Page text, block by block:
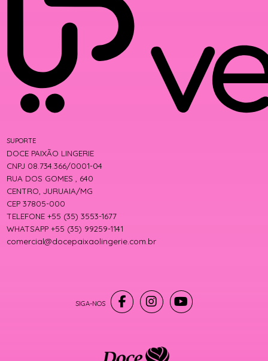
SUPORTE
DOCE PAIXÃO LINGERIE
CNPJ 08.734.366/0001-04
RUA DOS GOMES , 640
CENTRO, JURUAIA/MG
CEP 37805-000
TELEFONE +55 (35) 3553-1677
WHATSAPP +55 (35) 99259-1141
comercial@docepaixaolingerie.com.br